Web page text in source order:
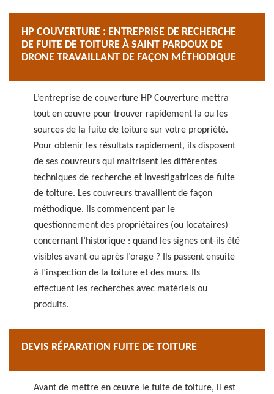
HP COUVERTURE : ENTREPRISE DE RECHERCHE
DE FUITE DE TOITURE À SAINT PARDOUX DE
DRONE TRAVAILLANT DE FAÇON MÉTHODIQUE
L’entreprise de couverture HP Couverture mettra
tout en œuvre pour trouver rapidement la ou les
sources de la fuite de toiture sur votre propriété.
Pour obtenir les résultats rapidement, ils disposent
de ses couvreurs qui maitrisent les différentes
techniques de recherche et investigatrices de fuite
de toiture. Les couvreurs travaillent de façon
méthodique. Ils commencent par le
questionnement des propriétaires (ou locataires)
concernant l’historique : quand les signes ont-ils été
visibles avant ou après l’orage ? Ils passent ensuite
à l’inspection de la toiture et des murs. Ils
effectuent les recherches avec matériels ou
produits.
DEVIS RÉPARATION FUITE DE TOITURE
Avant de mettre en œuvre le fuite de toiture, il est